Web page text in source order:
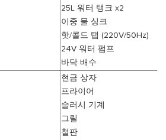
25L 워터 탱크 x2
이중 물 싱크
핫/콜드 탭 (220V/50Hz)
24V 워터 펌프
바닥 배수
현금 상자
프라이어
슬러시 기계
그릴
철판